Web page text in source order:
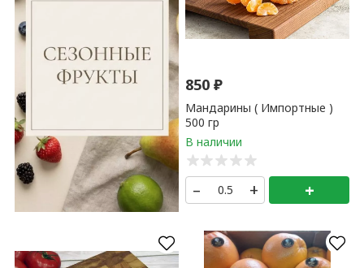
850₽
Мандарины ( Импортные )
500 гр
– + +